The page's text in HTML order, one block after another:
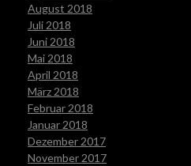
August 2018
Juli 2018
Juni 2018
Mai 2018
April 2018
März 2018
Februar 2018
Januar 2018
Dezember 2017
November 2017